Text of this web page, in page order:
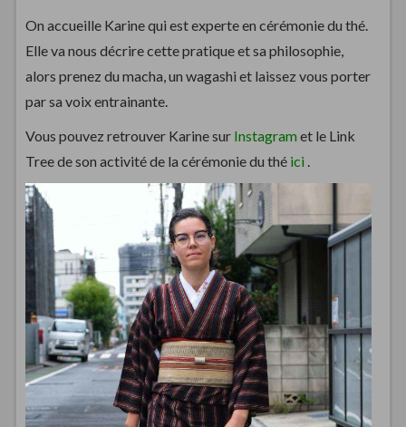
On accueille Karine qui est experte en cérémonie du thé.
Elle va nous décrire cette pratique et sa philosophie,
alors prenez du macha, un wagashi et laissez vous porter
par sa voix entrainante.
Vous pouvez retrouver Karine sur Instagramet le Link
Tree de son activité de la cérémonie du thé ici